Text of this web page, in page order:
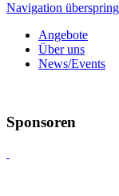
Navigation
Angebote
Über uns
News/Events
Sponsoren